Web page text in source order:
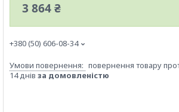
3 864 ₴
+380 (50) 606-08-34
повернення товару
14 днів за домовленістю